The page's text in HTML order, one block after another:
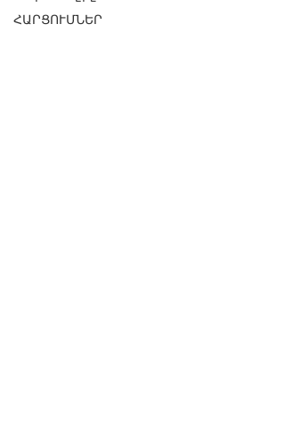
ՀԱՐՑՈՒՄՆԵՐ